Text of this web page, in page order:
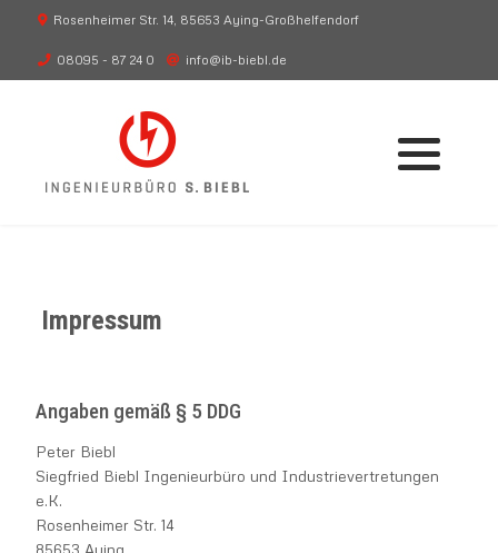
Rosenheimer Str. 14, 85653 Aying-Großhelfendorf
08095 - 87 24 0 info@ib-biebl.de
Impressum
Angaben gemäß § 5 DDG
Peter Biebl
Siegfried Biebl Ingenieurbüro und Industrievertretungen
e.K.
Rosenheimer Str. 14
Überspannungsschutz
Transformatoren
Erdungstechnik
Zählerschränke